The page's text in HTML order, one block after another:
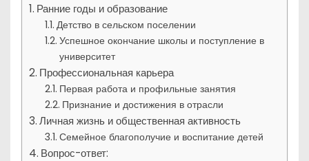
Ранние годы и образование
Детство в сельском поселении
Успешное окончание школы и поступление в
университет
Профессиональная карьера
Первая работа и профильные занятия
Признание и достижения в отрасли
Личная жизнь и общественная активность
Семейное благополучие и воспитание детей
Вопрос-ответ: